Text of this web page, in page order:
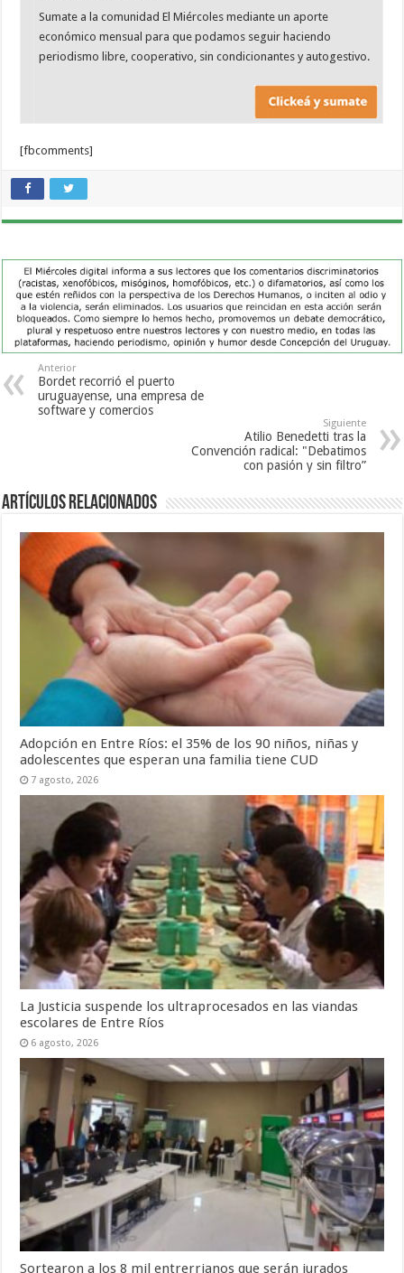
Sumate a la comunidad El Miércoles mediante un aporte
económico mensual para que podamos seguir haciendo
periodismo libre, cooperativo, sin condicionantes y autogestivo.
[fbcomments]
Anterior
Bordet recorrió el puerto
uruguayense, una empresa de
software y comercios
Siguiente
Atilio Benedetti tras la
Convención radical: "Debatimos
con pasión y sin filtro”
Artículos Relacionados
Adopción en Entre Ríos: el 35% de los 90 niños, niñas y
adolescentes que esperan una familia tiene CUD
7 agosto, 2026
La Justicia suspende los ultraprocesados en las viandas
escolares de Entre Ríos
6 agosto, 2026
Sortearon a los 8 mil entrerrianos que serán jurados